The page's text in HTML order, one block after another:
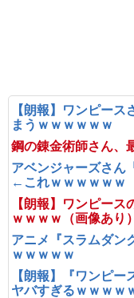
【朗報】ワンピー
まうｗｗｗｗｗｗ
鋼の錬金術師さん、
アベンジャーズさん
←これｗｗｗｗｗｗ
【朗報】ワンピー
ｗｗｗｗ（画像あり）
アニメ『スラムダン
ｗｗｗｗｗ
【朗報】『ワンピ
ヤバすぎるｗｗｗｗ